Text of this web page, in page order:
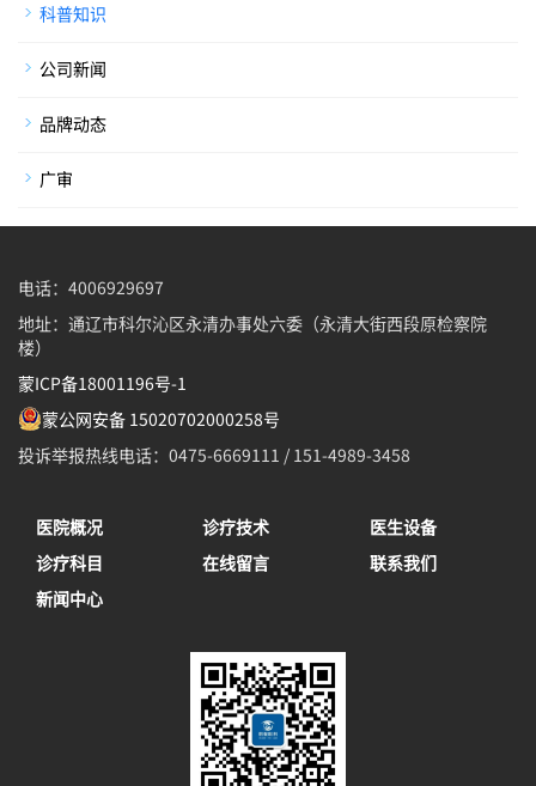
科普知识
公司新闻
品牌动态
广审
电话：4006929697
地址：通辽市科尔沁区永清办事处六委（永清大街西段原检察院
楼）
蒙ICP备18001196号-1
蒙公网安备 15020702000258号
投诉举报热线电话：0475-6669111 / 151-4989-3458
医院概况 诊疗技术
医生设备
诊疗科目
在线留言
联系我们
新闻中心